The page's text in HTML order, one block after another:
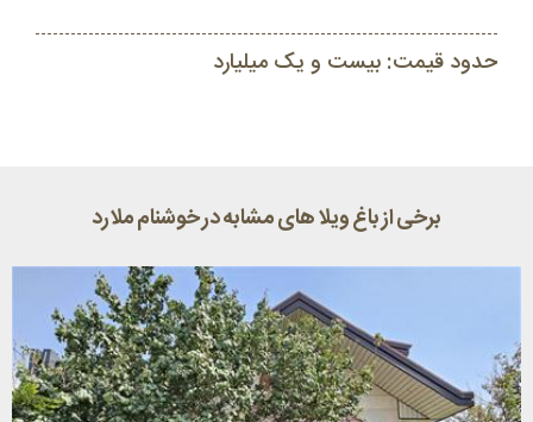
حدود قیمت: بیست و یک میلیارد
برخی از باغ ویلا های مشابه در خوشنام ملارد